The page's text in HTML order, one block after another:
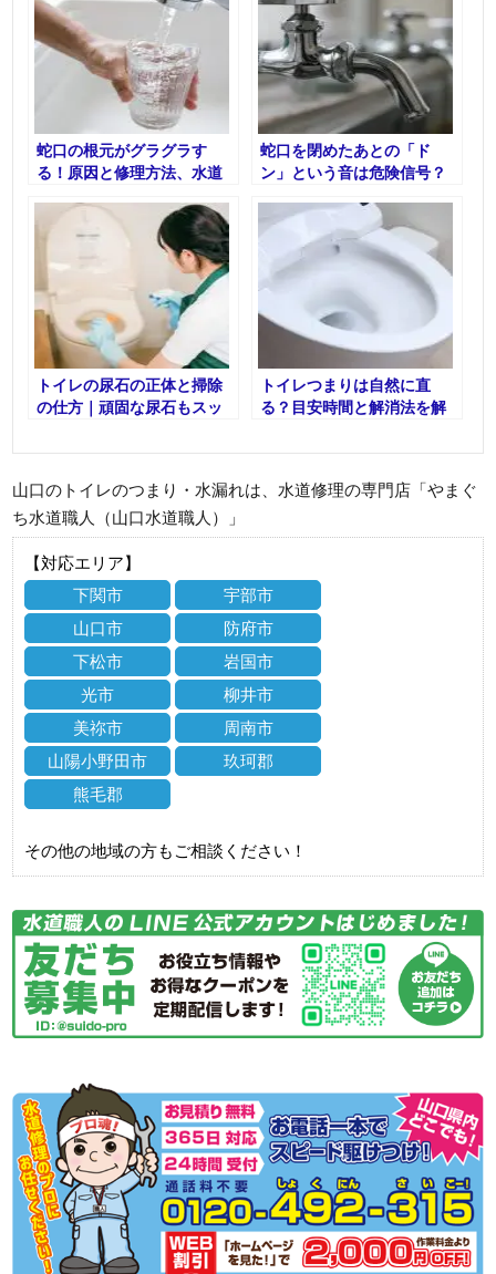
蛇口の根元がグラグラす
る！原因と修理方法、水道
蛇口を閉めたあとの「ド
ン」という音は危険信号？
トイレの尿石の正体と掃除
の仕方｜頑固な尿石もスッ
トイレつまりは自然に直
る？目安時間と解消法を解
山口のトイレのつまり・水漏れは、水道修理の専門店「やまぐ
ち水道職人（山口水道職人）」
【対応エリア】
下関市
宇部市
山口市
防府市
下松市
岩国市
光市
柳井市
美祢市
周南市
山陽小野田市
玖珂郡
熊毛郡
その他の地域の方もご相談ください！